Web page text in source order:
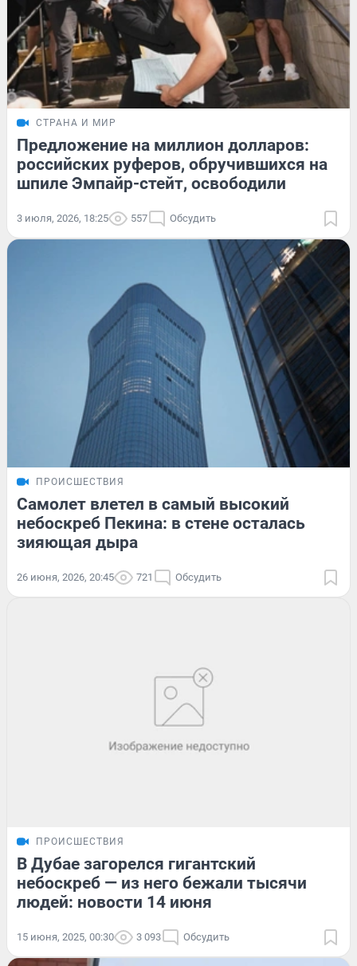
СТРАНА И МИР
Предложение на миллион долларов:
российских руферов, обручившихся на
шпиле Эмпайр-стейт, освободили
3 июля, 2026, 18:25 557 Обсудить
ПРОИСШЕСТВИЯ
Самолет влетел в самый высокий
небоскреб Пекина: в стене осталась
зияющая дыра
26 июня, 2026, 20:45 721 Обсудить
ПРОИСШЕСТВИЯ
В Дубае загорелся гигантский
небоскреб — из него бежали тысячи
людей: новости 14 июня
15 июня, 2025, 00:30 3 093 Обсудить